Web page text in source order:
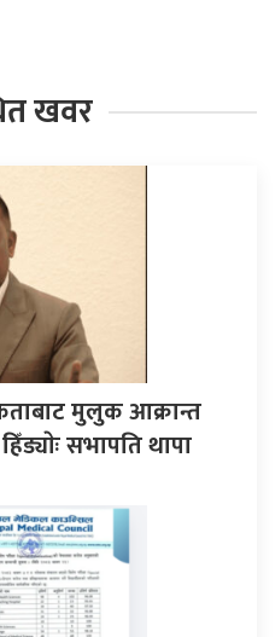
खवर
मुलुक आक्रान्त
सभापति थापा